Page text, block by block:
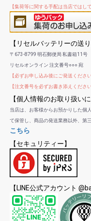
【集荷等に関する手配は当店ではし
【リセルバッテリーの送り
〒673-8799 明石郵便局 私書箱11号
リセルオンライン 注文番号○○○ 宛
【必ずお申し込み後にご発送くださ
【注文番号を必ずお書き添えください
【個人情報のお取り扱いに
当店は、お客様からお預かりした個
て保管し、商品の発送業務以外、第
こちら
【セキュリティー】
【LINE公式アカウント